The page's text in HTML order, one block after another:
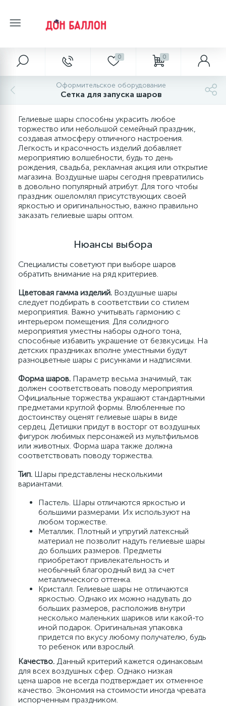
0 0
Главное меню
Главная
О магазине
Оплата
Доставка и самовывоз
Магазин Cash&Carry
Система скидок
Воздушные шары из латекса
Круглые без рисунка
Круглые с рисунком
Сердца
Шары для моделирования
Воздушные шары из фольги
Оформительские без рисунка
Сердца, круги и звезды с рисунком
Цифры
Фигурные
Deco Bubble
Гелий и ГО
Газовое оборудование
Грузики
Грузики фольгированные
1
Палочки и насадки
Наборы палочек и насадок
Насадки
Палочки
Маркеры и наклейки
Новый год
Виниловые стикеры
Маркеры
Наклейки
Компрессоры и насосы
Компрессоры
1
Насосы
Товары для праздника
Перья
Сувенирные деньги
Бенгальские огни, фонтаны
Гирлянды, плакаты, подвески
Колпаки
Свечи для торта
Конверты для денег
Открытки Мини
Хлопушки, краска Холи
Аксессуары и атрибутика
Карнавальные наборы
Мыльные пузыри, слаймы, наборы для лепки
Игровые наборы
Светодиодные надписи
Открытки
Наклейки
Упаковка для подарков
Коробки
Ленты
Упаковочная бумага
Упаковочная пленка
Наполнитель для коробок
Пакеты
Коробки для воздушных шаров
Бумага
Для вина
Наполнитель для подарков
Флористика
Оформительское оборудование
Сетка для запуска шаров
Гелиевые шары способны украсить любое
торжество или небольшой семейный праздник,
создавая атмосферу отличного настроения.
Легкость и красочность изделий добавляет
мероприятию волшебности, будь то день
рождения, свадьба, рекламная акция или открытие
магазина. Воздушные шары сегодня превратились
в довольно популярный атрибут. Для того чтобы
праздник ошеломлял присутствующих своей
яркостью и оригинальностью, важно правильно
заказать гелиевые шары оптом.
Нюансы выбора
Специалисты советуют при выборе шаров
обратить внимание на ряд критериев.
Цветовая гамма изделий. Воздушные шары
следует подбирать в соответствии со стилем
мероприятия. Важно учитывать гармонию с
интерьером помещения. Для солидного
мероприятия уместны наборы одного тона,
способные избавить украшение от безвкусицы. На
детских праздниках вполне уместными будут
разноцветные шары с рисунками и надписями.
Форма шаров. Параметр весьма значимый, так
должен соответствовать поводу мероприятия.
Официальные торжества украшают стандартными
предметами круглой формы. Влюбленные по
достоинству оценят гелиевые шары в виде
сердец. Детишки придут в восторг от воздушных
фигурок любимых персонажей из мультфильмов
или животных. Форма шара также должна
соответствовать поводу торжества.
Тип. Шары представлены несколькими
вариантами.
Пастель. Шары отличаются яркостью и
большими размерами. Их используют на
любом торжестве.
Металлик. Плотный и упругий латексный
материал не позволит надуть гелиевые шары
до больших размеров. Предметы
приобретают привлекательность и
необычный благородный вид за счет
металлического оттенка.
Кристалл. Гелиевые шары не отличаются
яркостью. Однако их можно надувать до
больших размеров, расположив внутри
несколько маленьких шариков или какой-то
иной подарок. Оригинальная упаковка
придется по вкусу любому получателю, будь
то ребенок или взрослый.
Качество. Данный критерий кажется одинаковым
для всех воздушных сфер. Однако низкая
цена шаров не всегда подтверждает их отменное
качество. Экономия на стоимости иногда чревата
испорченным праздником.
Главное меню
Главная
О магазине
Оплата
Доставка и самовывоз
Магазин Cash&Carry
Система скидок